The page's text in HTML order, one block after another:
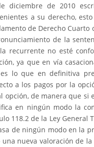
diciembre de 2010
a su derecho,
de Derecho
de la
recurrente no esté
ya que en vía
lo que en definitiva
a los pagos por la
opción, de manera que si
en ningún modo la
118.2 de la Ley General
de ningún modo en la
una nueva valoración de